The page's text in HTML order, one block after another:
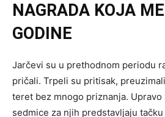
NAGRADA KOJA
GODINE
Jarčevi su u prethodnom periodu
pričali. Trpeli su pritisak,
teret bez mnogo priznanja.
sedmice za njih predstavljaju